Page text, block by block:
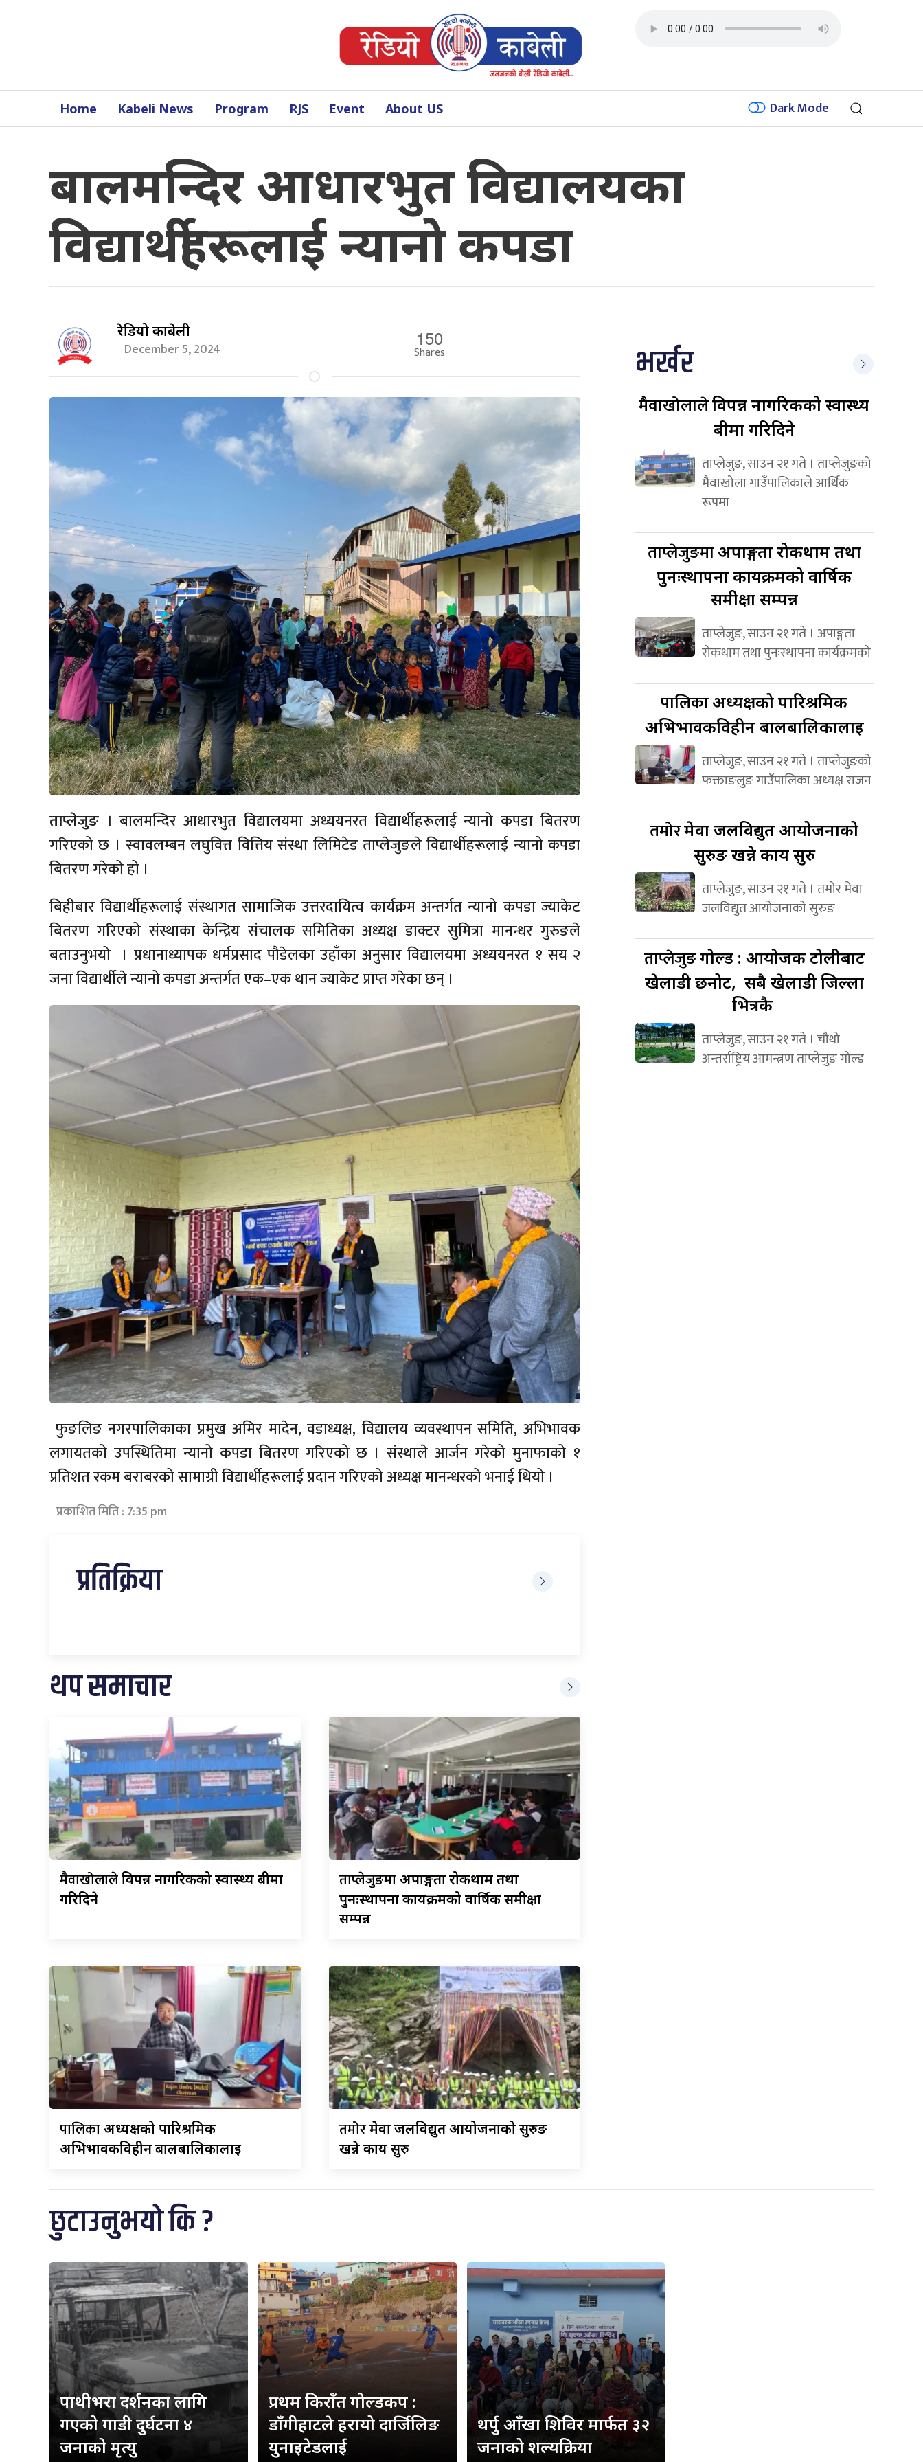
Home Kabeli News Program RJS Event About US Dark Mode
बालमन्दिर आधारभुत विद्यालयका
विद्यार्थीहरूलाई न्यानो कपडा
रेडियो काबेली
December 5, 2024
150
Shares
ताप्लेजुङ । बालमन्दिर आधारभुत विद्यालयमा अध्ययनरत विद्यार्थीहरूलाई न्यानो कपडा बितरण
गरिएको छ । स्वावलम्बन लघुवित्त वित्तिय संस्था लिमिटेड ताप्लेजुङले विद्यार्थीहरूलाई न्यानो कपडा
बितरण गरेको हो ।
बिहीबार विद्यार्थीहरूलाई संस्थागत सामाजिक उत्तरदायित्व कार्यक्रम अन्तर्गत न्यानो कपडा ज्याकेट
बितरण गरिएको संस्थाका केन्द्रिय संचालक समितिका अध्यक्ष डाक्टर सुमित्रा मानन्धर गुरुङले
बताउनुभयो । प्रधानाध्यापक धर्मप्रसाद पौडेलका उहाँका अनुसार विद्यालयमा अध्ययनरत १ सय २
जना विद्यार्थीले न्यानो कपडा अन्तर्गत एक–एक थान ज्याकेट प्राप्त गरेका छन् ।
फुङलिङ नगरपालिकाका प्रमुख अमिर मादेन, वडाध्यक्ष, विद्यालय व्यवस्थापन समिति, अभिभावक
लगायतको उपस्थितिमा न्यानो कपडा बितरण गरिएको छ । संस्थाले आर्जन गरेको मुनाफाको १
प्रतिशत रकम बराबरको सामाग्री विद्यार्थीहरूलाई प्रदान गरिएको अध्यक्ष मानन्धरको भनाई थियो ।
प्रकाशित मिति : 7:35 pm
प्रतिक्रिया
थप समाचार
मैवाखोलालेविपन्न नागरिकको स्वास्थ्य बीमा
गरिदिने
ताप्लेजुङमाअपाङ्गता रोकथाम तथा
पुनःस्थापना कार्यक्रमको वार्षिक समीक्षा
सम्पन्न
पालिकाअध्यक्षको पारिश्रमिक
अभिभावकविहीन बालबालिकालाई
तमोरमेवा जलविद्युत आयोजनाको सुरुङ
खन्ने कार्य सुरु
भर्खर
मैवाखोलालेविपन्न नागरिकको स्वास्थ्य
बीमा गरिदिने
ताप्लेजुङ, साउन २१ गते । ताप्लेजुङको
मैवाखोला गाउँपालिकाले आर्थिक
रूपमा
ताप्लेजुङमाअपाङ्गता रोकथाम तथा
पुनःस्थापना कार्यक्रमको वार्षिक
समीक्षा सम्पन्न
ताप्लेजुङ, साउन २१ गते । अपाङ्गता
रोकथाम तथा पुनःस्थापना कार्यक्रमको
पालिकाअध्यक्षको पारिश्रमिक
अभिभावकविहीन बालबालिकालाई
ताप्लेजुङ, साउन २१ गते । ताप्लेजुङको
फक्ताङलुङ गाउँपालिका अध्यक्ष राजन
तमोरमेवा जलविद्युत आयोजनाको
सुरुङ खन्ने कार्य सुरु
ताप्लेजुङ, साउन २१ गते । तमोर मेवा
जलविद्युत आयोजनाको सुरुङ
ताप्लेजुङगोल्ड : आयोजक टोलीबाट
खेलाडी छनोट, सबै खेलाडी जिल्ला
भित्रकै
ताप्लेजुङ, साउन २१ गते । चौथो
अन्तर्राष्ट्रिय आमन्त्रण ताप्लेजुङ गोल्ड
छुटाउनुभयो कि ?
पाथीभरा दर्शनका लागि
गएको गाडी दुर्घटना ४
जनाको मृत्यु
प्रथम किराँत गोल्डकप :
डाँगीहाटले हरायो दार्जिलिङ
युनाइटेडलाई
थर्पु आँखा शिविर मार्फत ३२
जनाको शल्यक्रिया